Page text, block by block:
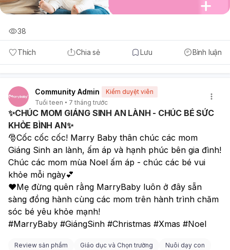
Thích Chia sẻ Lưu Bình luận
38
Community Admin
Kiểm duyệt viên
Tuổi teen
7 tháng trước
✨CHÚC MOM GIÁNG SINH AN LÀNH - CHÚC BÉ SỨC
KHỎE BÌNH AN✨
🎅Cốc cốc cốc! Marry Baby thân chúc các mom
Chúc các mom mùa Noel ấm áp - chúc các bé vui
khỏe mỗi ngày💕
❤️Mẹ đừng quên rằng MarryBaby luôn ở đây sẵn
sàng đồng hành cùng các mom trên hành trình chăm
sóc bé yêu khỏe mạnh!
#MarryBaby #GiángSinh #Christmas #Xmas #Noel
Review sản phẩm Giáo dục và Chọn trường
Nuôi dạy con